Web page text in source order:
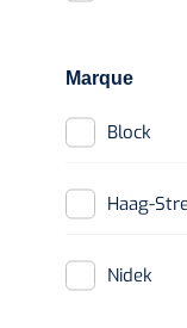
Marque
Block
Haag-
Nidek